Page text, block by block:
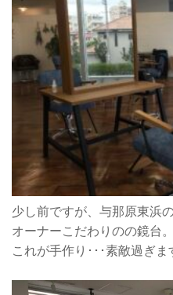
少し前ですが、与那原東浜
オーナーこだわりのの鏡台。
これが手作り･･･素敵過ぎま